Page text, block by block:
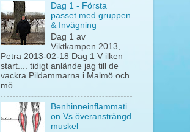
Dag 1 - Första
passet med gruppen
& Invägning
Dag 1 av
Viktkampen 2013,
Petra 2013-02-18 Dag 1 V ilken
start.... tidigt anlände jag till de
vackra Pildammarna i Malmö och
mö...
Benhinneinflammati
on Vs överansträngd
muskel